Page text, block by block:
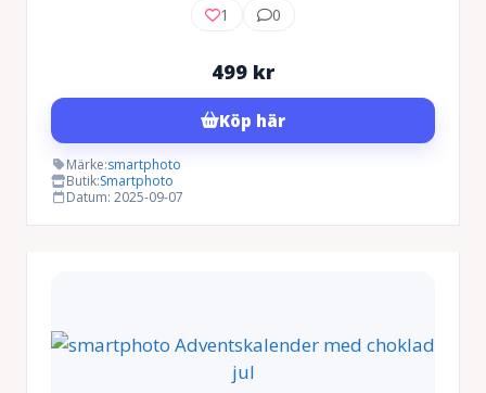
1 0
499 kr
Köp här
Märke:smartphoto
Butik:Smartphoto
Datum: 2025-09-07